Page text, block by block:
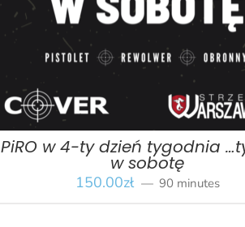
PiRO w 4-ty dzień tygodnia
w sobotę
150.00zł 90 minutes